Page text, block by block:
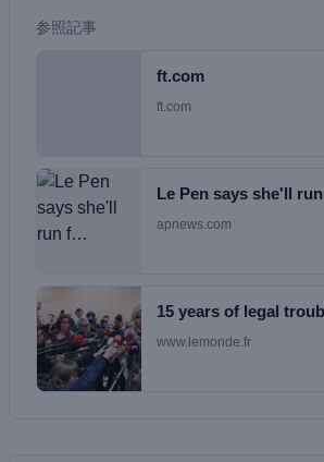
参照記事
ft.com
ft.com
Le Pen says she'll
apnews.com
15 years of legal
www.lemonde.fr